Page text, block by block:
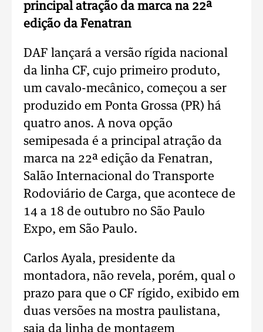
principal atração da marca na 22ª
edição da Fenatran
DAF lançará a versão rígida nacional
da linha CF, cujo primeiro produto,
um cavalo-mecânico, começou a ser
produzido em Ponta Grossa (PR) há
quatro anos. A nova opção
semipesada é a principal atração da
marca na 22ª edição da Fenatran,
Salão Internacional do Transporte
Rodoviário de Carga, que acontece de
14 a 18 de outubro no São Paulo
Expo, em São Paulo.
Carlos Ayala, presidente da
montadora, não revela, porém, qual o
prazo para que o CF rígido, exibido em
duas versões na mostra paulistana,
saia da linha de montagem